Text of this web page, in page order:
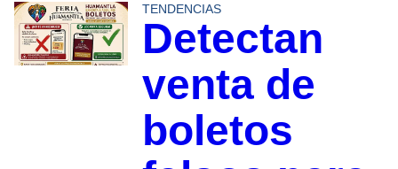
TENDENCIAS
Detectan
venta de
boletos